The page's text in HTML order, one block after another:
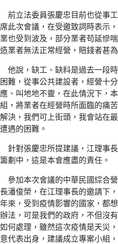
前立法委員張慶忠目前也從事
席此次會議，在受邀致詞時表示
業也受到波及，部分業者苟延慘
造業者無法正常經營，賠錢者甚
他說，缺工、缺料是過去一段
困難，從事公共建設者，經營十
應、叫地地不靈，在此情況下，
組，將業者在經營時所面臨的痛
解決，我們可上街頭，我會站在
遭遇的困難。
針對張慶忠所提建議，江理事
籌劃中，這是本會應盡的責任。
參加本次會議的中華民國綜合
長潘俊榮，在江理事長的邀請下
年來，受到疫情影響的國家，都
辦法，可是我們的政府，不但沒
如何處理，雖然這次疫情是天災
意代表出身，建議成立專案小組